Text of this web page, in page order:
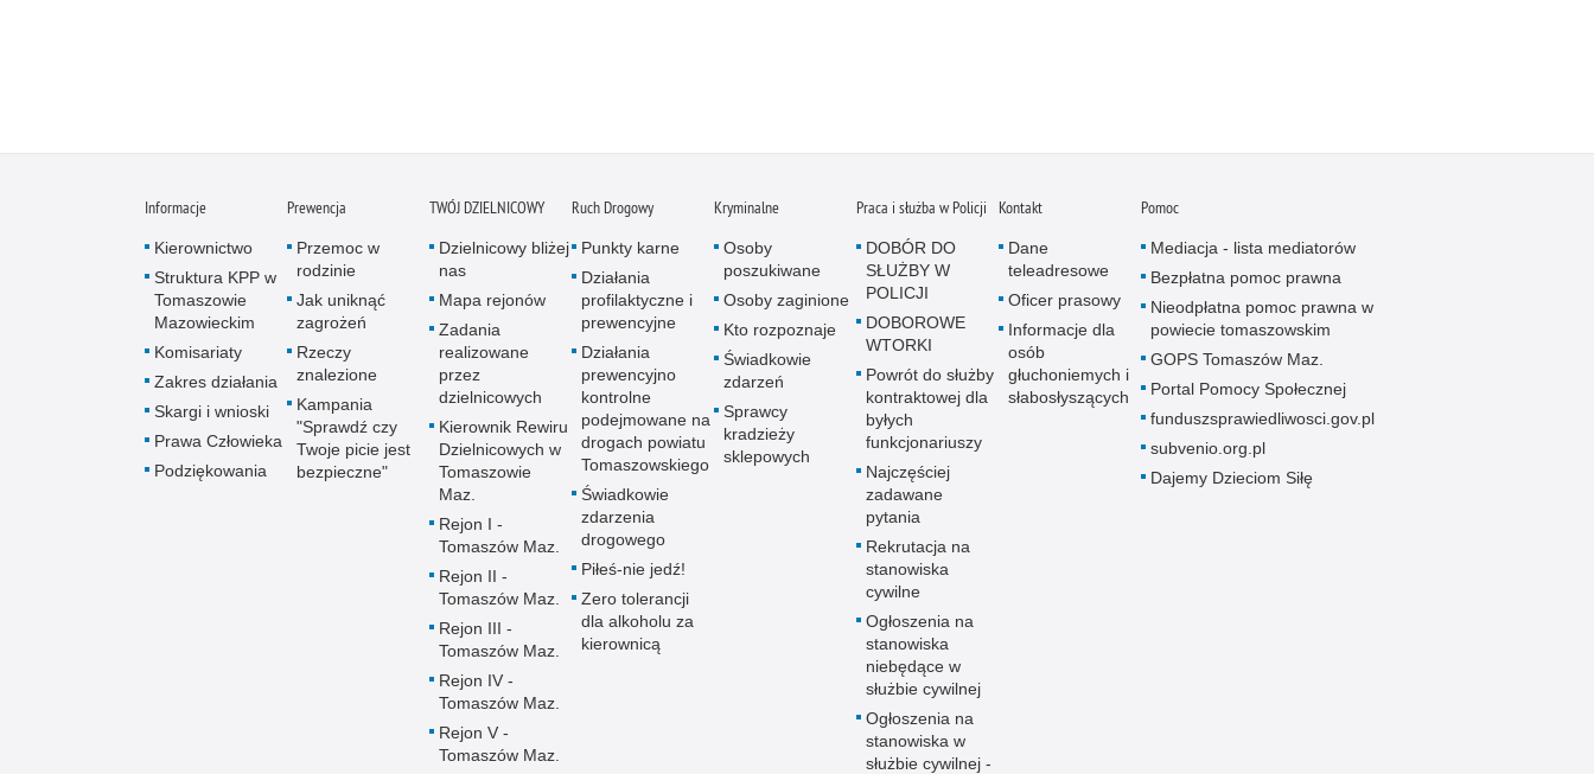
Informacje
Kierownictwo
Struktura KPP w
Tomaszowie
Mazowieckim
Komisariaty
Zakres działania
Skargi i wnioski
Prawa Człowieka
Podziękowania
Prewencja
Przemoc w
rodzinie
Jak uniknąć
zagrożeń
Rzeczy
znalezione
Kampania
"Sprawdź czy
Twoje picie jest
bezpieczne"
TWÓJ DZIELNICOWY
Dzielnicowy bliżej
nas
Mapa rejonów
Zadania
realizowane
przez
dzielnicowych
Kierownik Rewiru
Dzielnicowych w
Tomaszowie
Maz.
Rejon I -
Tomaszów Maz.
Rejon II -
Tomaszów Maz.
Rejon III -
Tomaszów Maz.
Rejon IV -
Tomaszów Maz.
Rejon V -
Tomaszów Maz.
Ruch Drogowy
Punkty karne
Działania
profilaktyczne i
prewencyjne
Działania
prewencyjno
kontrolne
podejmowane na
drogach powiatu
Tomaszowskiego
Świadkowie
zdarzenia
drogowego
Piłeś-nie jedź!
Zero tolerancji
dla alkoholu za
kierownicą
Kryminalne
Osoby
poszukiwane
Osoby zaginione
Kto rozpoznaje
Świadkowie
zdarzeń
Sprawcy
kradzieży
sklepowych
Praca i służba w Policji
DOBÓR DO
SŁUŻBY W
POLICJI
DOBOROWE
WTORKI
Powrót do służby
kontraktowej dla
byłych
funkcjonariuszy
Najczęściej
zadawane
pytania
Rekrutacja na
stanowiska
cywilne
Ogłoszenia na
stanowiska
niebędące w
służbie cywilnej
Ogłoszenia na
stanowiska w
służbie cywilnej -
Kontakt
Dane
teleadresowe
Oficer prasowy
Informacje dla
osób
głuchoniemych i
słabosłyszących
Pomoc
Mediacja - lista mediatorów
Bezpłatna pomoc prawna
Nieodpłatna pomoc prawna w
powiecie tomaszowskim
GOPS Tomaszów Maz.
Portal Pomocy Społecznej
funduszsprawiedliwosci.gov.pl
subvenio.org.pl
Dajemy Dzieciom Siłę